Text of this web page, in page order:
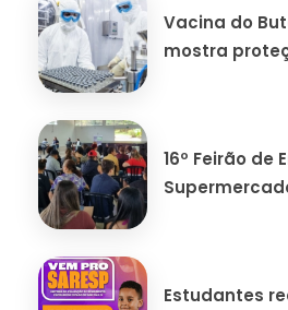
Vacina do
mostra
16º Feirão de
Estudantes